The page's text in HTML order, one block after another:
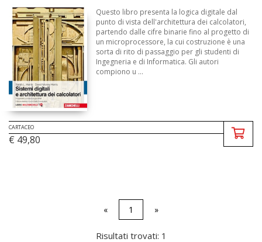
Questo libro presenta la logica digitale dal
punto di vista dell'architettura dei calcolatori,
partendo dalle cifre binarie fino al progetto di
un microprocessore, la cui costruzione è una
sorta di rito di passaggio per gli studenti di
Ingegneria e di Informatica. Gli autori
compiono u ...
CARTACEO
€ 49,80
« 1 »
Risultati trovati: 1